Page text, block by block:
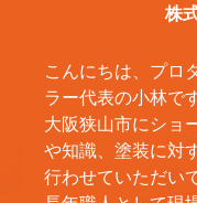
株
こんにちは、プロ
ラー代表の小林です
大阪狭山市にショ
や知識、塗装に対
行わせていただい